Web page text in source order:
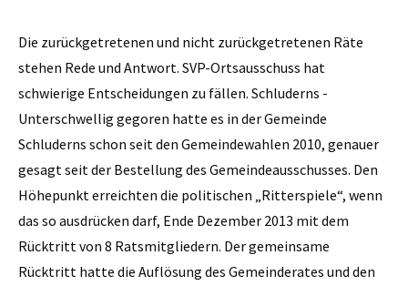
Die zurückgetretenen und nicht zurückgetretenen Räte
stehen Rede und Antwort. SVP-Ortsausschuss hat
schwierige Entscheidungen zu fällen. Schluderns -
Unterschwellig gegoren hatte es in der Gemeinde
Schluderns schon seit den Gemeindewahlen 2010, genauer
gesagt seit der Bestellung des Gemeindeausschusses. Den
Höhepunkt erreichten die politischen „Ritterspiele“, wenn
das so ausdrücken darf, Ende Dezember 2013 mit dem
Rücktritt von 8 Ratsmitgliedern. Der gemeinsame
Rücktritt hatte die Auflösung des Gemeinderates und den